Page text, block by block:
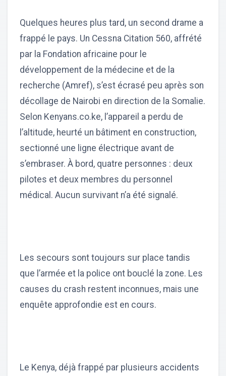
Quelques heures plus tard, un second drame a
frappé le pays. Un Cessna Citation 560, affrété
par la Fondation africaine pour le
développement de la médecine et de la
recherche (Amref), s’est écrasé peu après son
décollage de Nairobi en direction de la Somalie.
Selon Kenyans.co.ke, l’appareil a perdu de
l’altitude, heurté un bâtiment en construction,
sectionné une ligne électrique avant de
s’embraser. À bord, quatre personnes : deux
pilotes et deux membres du personnel
médical. Aucun survivant n’a été signalé.
Les secours sont toujours sur place tandis
que l’armée et la police ont bouclé la zone. Les
causes du crash restent inconnues, mais une
enquête approfondie est en cours.
Le Kenya, déjà frappé par plusieurs accidents